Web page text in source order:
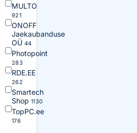
MULTO
921
ONOFF
Jaekaubanduse
OÜ 44
Photopoint
283
RDE.EE
262
Smartech
Shop 1130
TopPC.ee
176